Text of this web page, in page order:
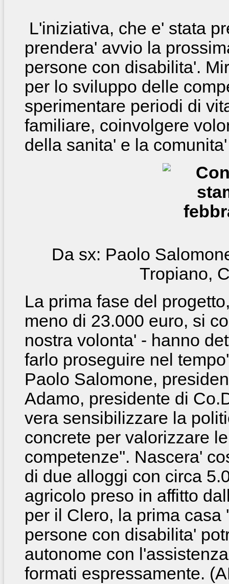
L'iniziativa, che e' stata
prendera' avvio la
persone con disabilita'.
per lo sviluppo delle
sperimentare periodi di
familiare, coinvolgere
della sanita' e la
Da sx: Paolo
Tropiano,
La prima fase del
meno di 23.000 euro, si
nostra volonta' - hanno
farlo proseguire nel
Paolo Salomone,
Adamo, presidente di
vera sensibilizzare la
concrete per valorizzare
competenze''. Nascera'
di due alloggi con circa
agricolo preso in affitto
per il Clero, la prima
persone con disabilita'
autonome con
formati espressamente.